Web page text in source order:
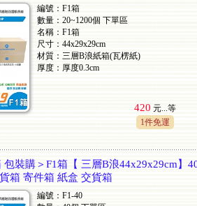
編號：F1箱
數量：20~1200個 下單區
名稱：F1箱
尺寸：44x29x29cm
材質：三層B浪紙箱(瓦楞紙)
厚度：厚度0.3cm
420 元...等
1件免運
包裝購＞F1箱【 三層B浪44x29x29cm】
箱 寄件箱 紙盒 交貨箱
編號：F1-40